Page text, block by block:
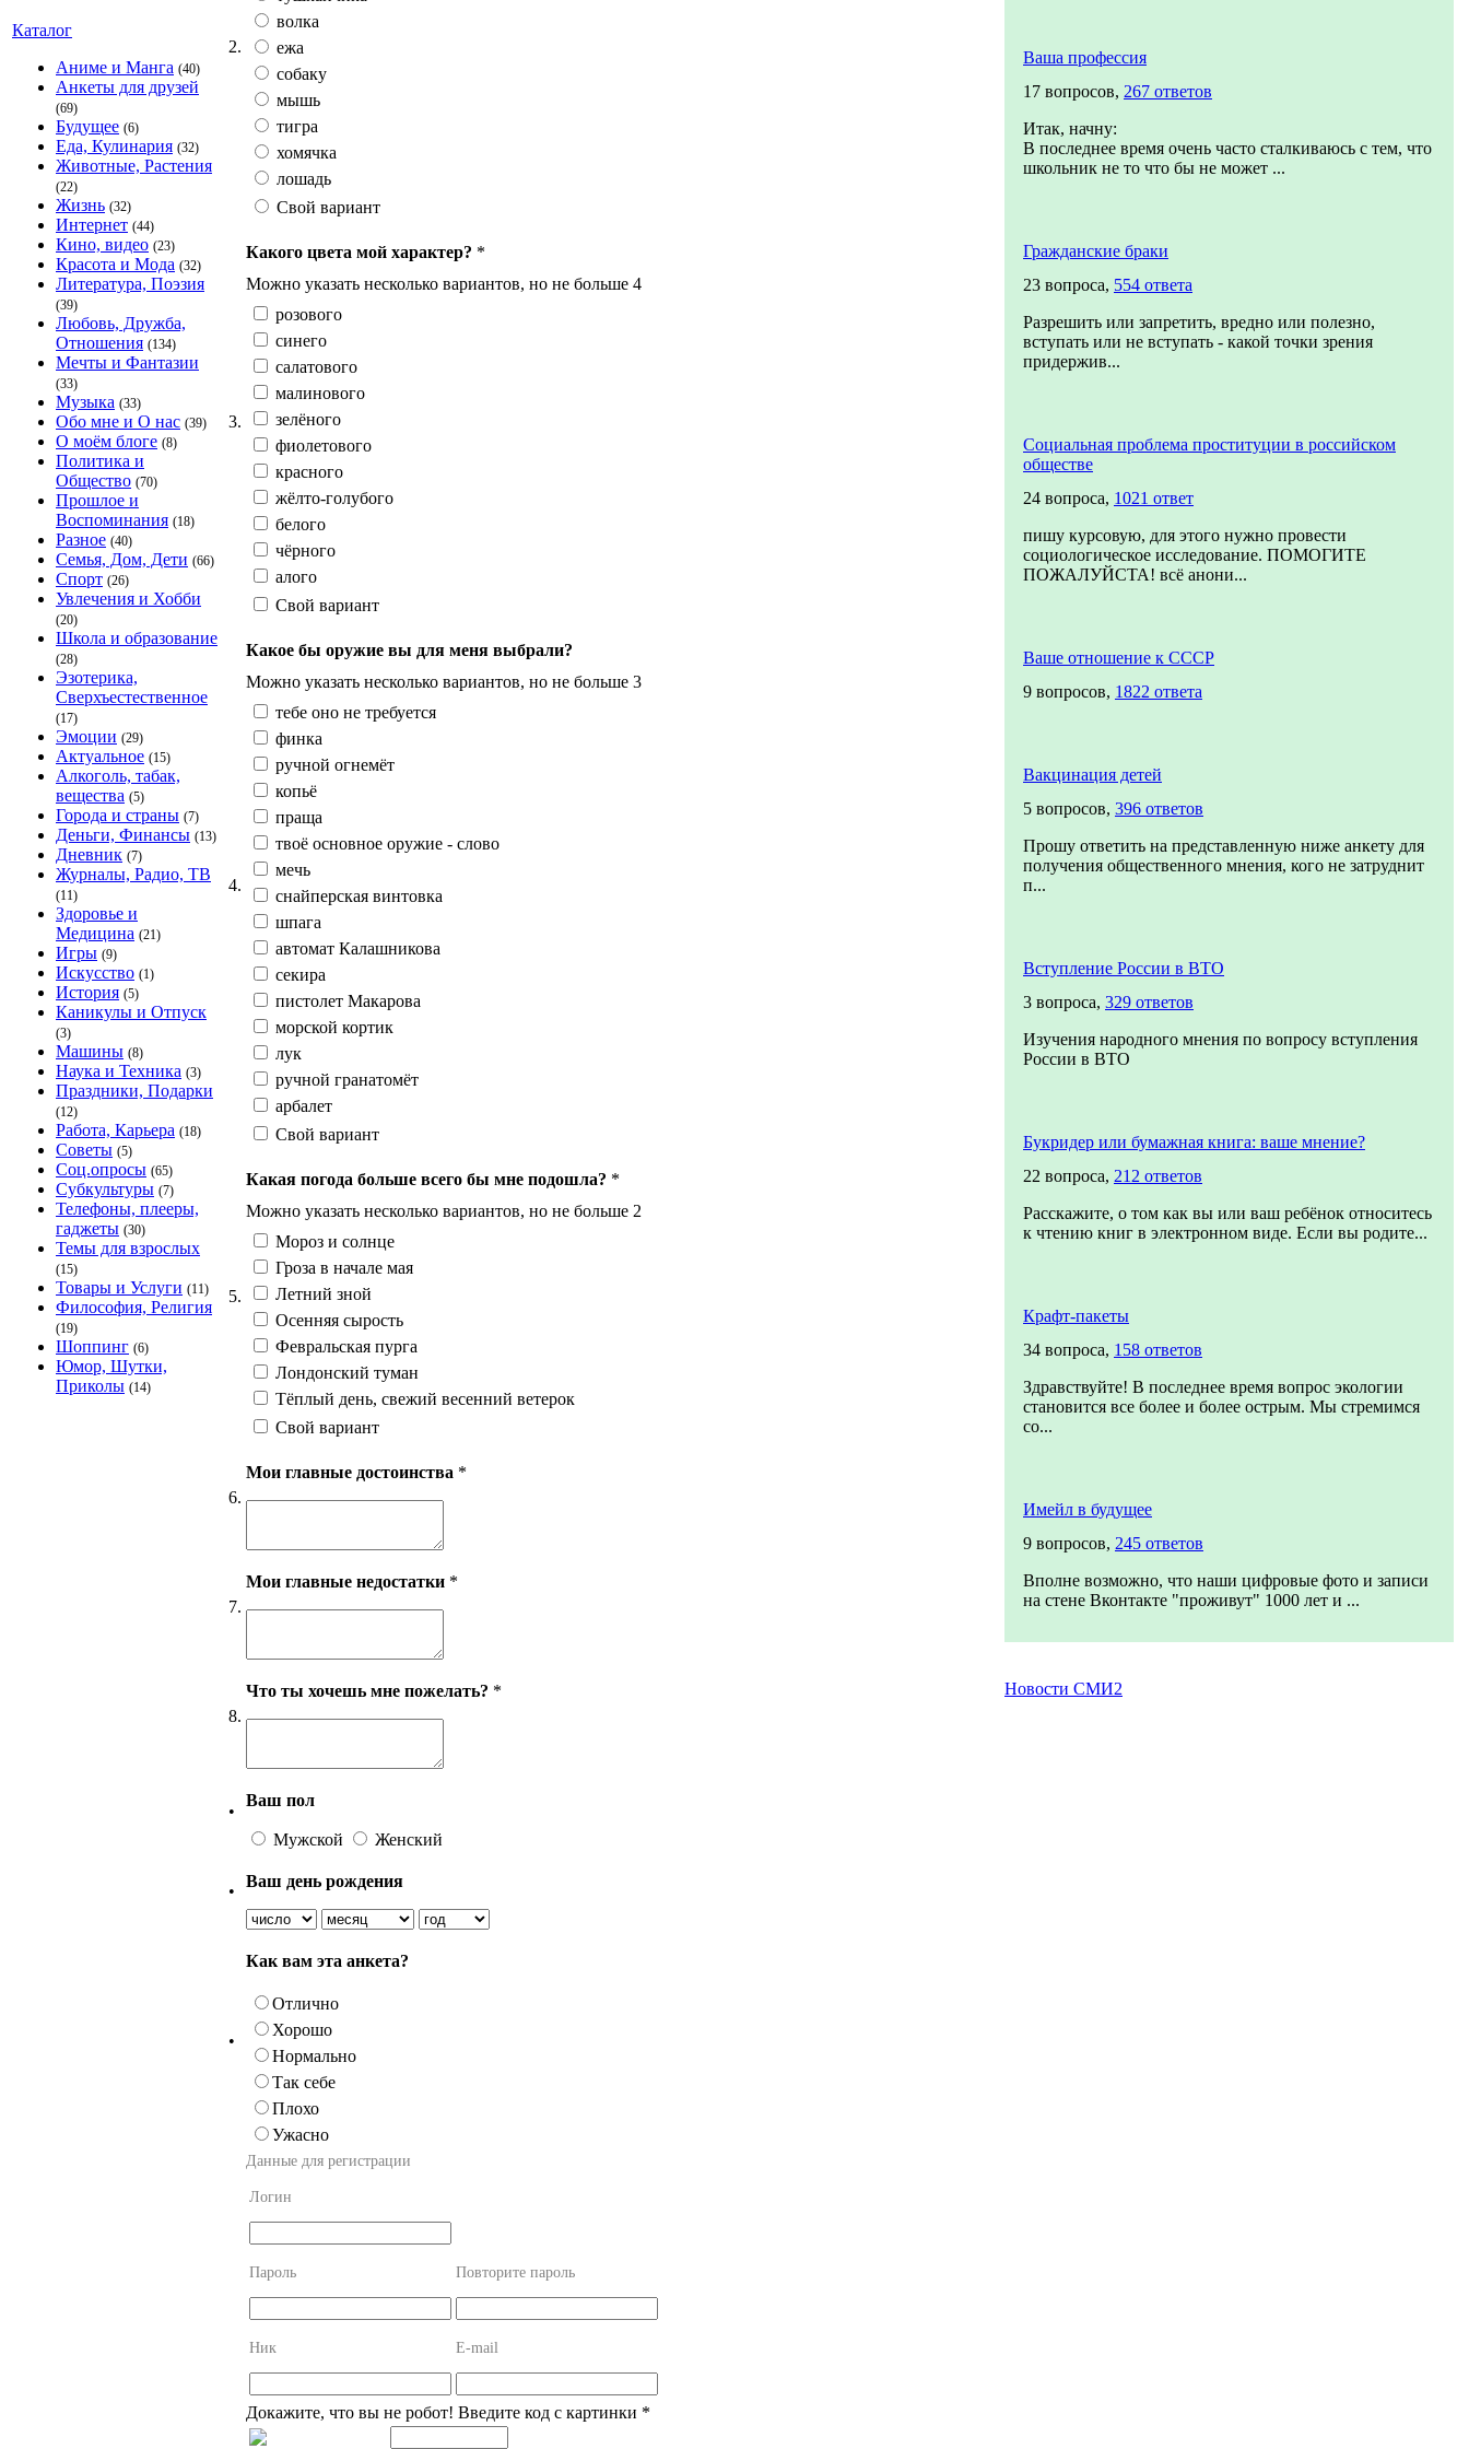
Каталог
Аниме и Манга (40)
Анкеты для друзей
(69)
Будущее (6)
Еда, Кулинария (32)
Животные, Растения
(22)
Жизнь (32)
Интернет (44)
Кино, видео (23)
Красота и Мода (32)
Литература, Поэзия
(39)
Любовь, Дружба,
Отношения (134)
Мечты и Фантазии
(33)
Музыка (33)
Обо мне и О нас (39)
О моём блоге (8)
Политика и
Общество (70)
Прошлое и
Воспоминания (18)
Разное (40)
Семья, Дом, Дети (66)
Спорт (26)
Увлечения и Хобби
(20)
Школа и образование
(28)
Эзотерика,
Сверхъестественное
(17)
Эмоции (29)
Актуальное (15)
Алкоголь, табак,
вещества (5)
Города и страны (7)
Деньги, Финансы (13)
Дневник (7)
Журналы, Радио, ТВ
(11)
Здоровье и
Медицина (21)
Игры (9)
Искусство (1)
История (5)
Каникулы и Отпуск
(3)
Машины (8)
Наука и Техника (3)
Праздники, Подарки
(12)
Работа, Карьера (18)
Советы (5)
Соц.опросы (65)
Субкультуры (7)
Телефоны, плееры,
гаджеты (30)
Темы для взрослых
(15)
Товары и Услуги (11)
Философия, Религия
(19)
Шоппинг (6)
Юмор, Шутки,
Приколы (14)
2.
волка
ежа
собаку
мышь
тигра
хомячка
лошадь
Свой вариант
3.
Какого цвета мой характер? *
Можно указать несколько вариантов, но не больше 4
розового
синего
салатового
малинового
зелёного
фиолетового
красного
жёлто-голубого
белого
чёрного
алого
Свой вариант
4.
Какое бы оружие вы для меня выбрали?
Можно указать несколько вариантов, но не больше 3
тебе оно не требуется
финка
ручной огнемёт
копьё
праща
твоё основное оружие - слово
мечь
снайперская винтовка
шпага
автомат Калашникова
секира
пистолет Макарова
морской кортик
лук
ручной гранатомёт
арбалет
Свой вариант
5.
Какая погода больше всего бы мне подошла? *
Можно указать несколько вариантов, но не больше 2
Мороз и солнце
Гроза в начале мая
Летний зной
Осенняя сырость
Февральская пурга
Лондонский туман
Тёплый день, свежий весенний ветерок
Свой вариант
6.
Мои главные достоинства *
7.
Мои главные недостатки *
8.
Что ты хочешь мне пожелать? *
•
Ваш пол
Мужской Женский
•
Ваш день рождения
•
Как вам эта анкета?
Отлично
Хорошо
Нормально
Так себе
Плохо
Ужасно
Данные для регистрации
Логин
Пароль Повторите пароль
Ник E-mail
Докажите, что вы не робот! Введите код с картинки *
Ваша профессия
17 вопросов, 267 ответов
Итак, начну:
В последнее время очень часто сталкиваюсь с тем, что
школьник не то что бы не может ...
Гражданские браки
23 вопроса, 554 ответа
Разрешить или запретить, вредно или полезно,
вступать или не вступать - какой точки зрения
придержив...
Социальная проблема проституции в российском
обществе
24 вопроса, 1021 ответ
пишу курсовую, для этого нужно провести
социологическое исследование. ПОМОГИТЕ
ПОЖАЛУЙСТА! всё анони...
Ваше отношение к СССР
9 вопросов, 1822 ответа
Вакцинация детей
5 вопросов, 396 ответов
Прошу ответить на представленную ниже анкету для
получения общественного мнения, кого не затруднит
п...
Вступление России в ВТО
3 вопроса, 329 ответов
Изучения народного мнения по вопросу вступления
России в ВТО
Букридер или бумажная книга: ваше мнение?
22 вопроса, 212 ответов
Расскажите, о том как вы или ваш ребёнок относитесь
к чтению книг в электронном виде. Если вы родите...
Крафт-пакеты
34 вопроса, 158 ответов
Здравствуйте! В последнее время вопрос экологии
становится все более и более острым. Мы стремимся
со...
Имейл в будущее
9 вопросов, 245 ответов
Вполне возможно, что наши цифровые фото и записи
на стене Вконтакте "проживут" 1000 лет и ...
Новости СМИ2